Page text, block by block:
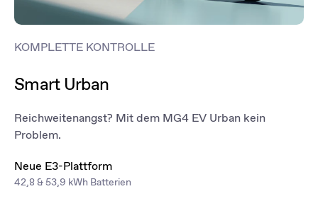
KOMPLETTE KONTROLLE
Smart Urban
Reichweitenangst? Mit dem MG4 EV Urban kein
Problem.
Neue E3-Plattform
42,8 & 53,9 kWh Batterien